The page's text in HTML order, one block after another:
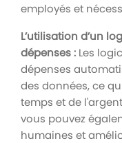
employés et
L’utilisation d’un
dépenses : Les
dépenses
des données, ce
temps et de
vous pouvez
humaines et